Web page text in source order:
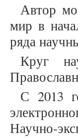
Автор
мир в
ряда
Круг
С 2013
Научно-